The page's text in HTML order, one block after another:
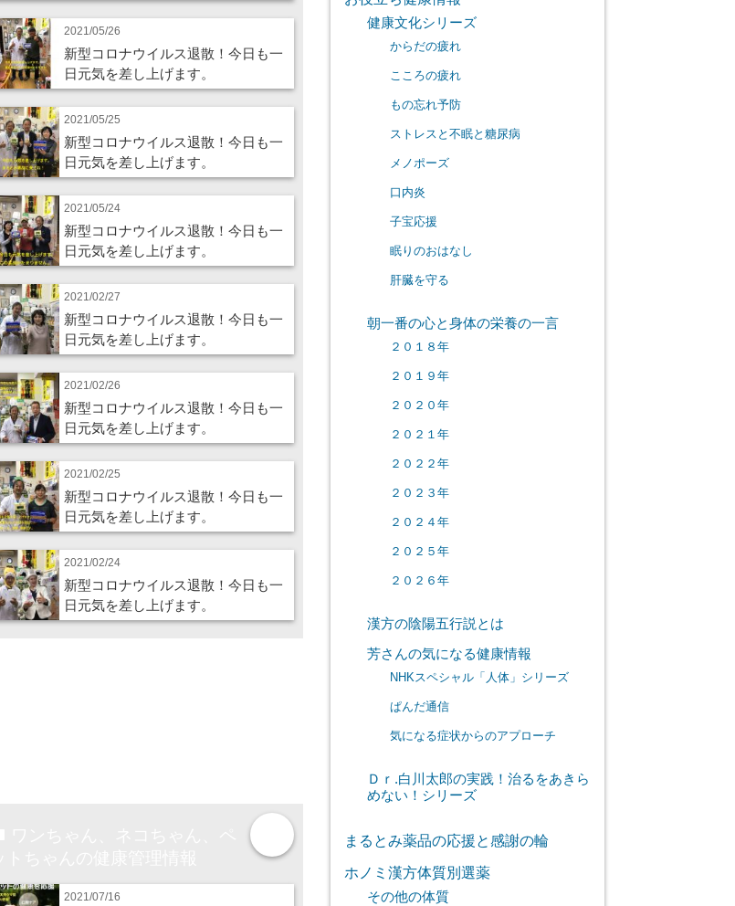
2021/05/26
新型コロナウイルス退散！今日も一
日元気を差し上げます。
2021/05/25
新型コロナウイルス退散！今日も一
日元気を差し上げます。
2021/05/24
新型コロナウイルス退散！今日も一
日元気を差し上げます。
2021/02/27
新型コロナウイルス退散！今日も一
日元気を差し上げます。
2021/02/26
新型コロナウイルス退散！今日も一
日元気を差し上げます。
2021/02/25
新型コロナウイルス退散！今日も一
日元気を差し上げます。
2021/02/24
新型コロナウイルス退散！今日も一
日元気を差し上げます。
2021/07/16
健康文化シリーズ
からだの疲れ
こころの疲れ
もの忘れ予防
ストレスと不眠と糖尿病
メノポーズ
口内炎
子宝応援
眠りのおはなし
肝臓を守る
朝一番の心と身体の栄養の一言
２０１８年
２０１９年
２０２０年
２０２１年
２０２２年
２０２３年
２０２４年
２０２５年
２０２６年
漢方の陰陽五行説とは
芳さんの気になる健康情報
NHKスペシャル「人体」シリーズ
ぱんだ通信
気になる症状からのアプローチ
Ｄｒ.白川太郎の実践！治るをあきら
めない！シリーズ
まるとみ薬品の応援と感謝の輪
ホノミ漢方体質別選薬
その他の体質